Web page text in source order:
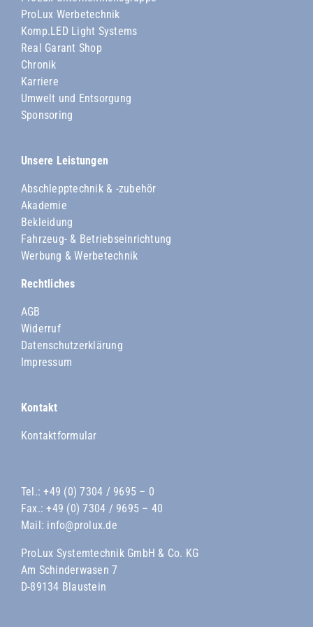
ProLux Werbetechnik
Komp.LED Light Systems
Real Garant Shop
Chronik
Karriere
Umwelt und Entsorgung
Sponsoring
Unsere Leistungen
Abschlepptechnik & -zubehör
Akademie
Bekleidung
Fahrzeug- & Betriebseinrichtung
Werbung & Werbetechnik
Rechtliches
AGB
Widerruf
Datenschutzerklärung
Impressum
Kontakt
Kontaktformular
Tel.:+49 (0) 7304 / 9695 – 0
Fax.: +49 (0) 7304 / 9695 – 40
Mail: info@prolux.de
ProLux Systemtechnik GmbH & Co. KG
Am Schinderwasen 7
D-89134 Blaustein